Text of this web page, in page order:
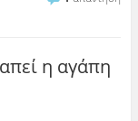
η αγάπη